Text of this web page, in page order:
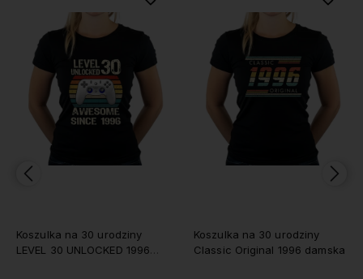
Koszulka na 30 urodziny
LEVEL 30 UNLOCKED 1996
Koszulka na 30 urodziny
Classic Original 1996 damska